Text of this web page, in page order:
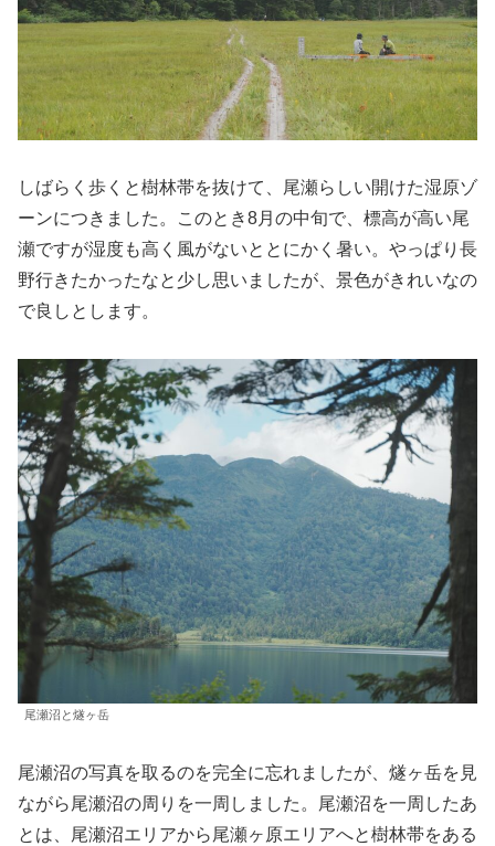
しばらく歩くと樹林帯を抜けて、尾瀬らしい開けた湿原ゾ
ーンにつきました。このとき8月の中旬で、標高が高い尾
瀬ですが湿度も高く風がないととにかく暑い。やっぱり長
野行きたかったなと少し思いましたが、景色がきれいなの
で良しとします。
尾瀬沼と燧ヶ岳
尾瀬沼の写真を取るのを完全に忘れましたが、燧ヶ岳を見
ながら尾瀬沼の周りを一周しました。尾瀬沼を一周したあ
とは、尾瀬沼エリアから尾瀬ヶ原エリアへと樹林帯をある